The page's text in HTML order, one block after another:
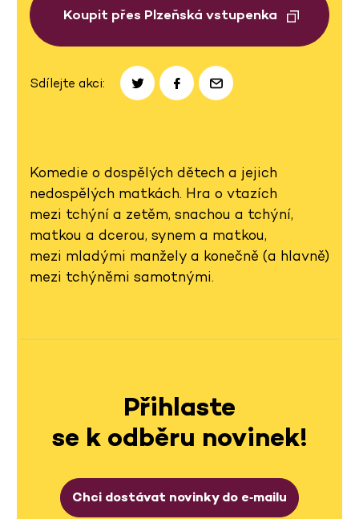
Koupit přes Plzeňská vstupenka
Sdílejte akci:
Komedie o dospělých dětech a jejich
nedospělých matkách. Hra o vtazích
mezi tchýní a zetěm, snachou a tchýní,
matkou a dcerou, synem a matkou,
mezi mladými manžely a konečně (a hlavně)
mezi tchýněmi samotnými.
Přihlaste
se k odběru novinek!
Chci dostávat novinky do e‑mailu